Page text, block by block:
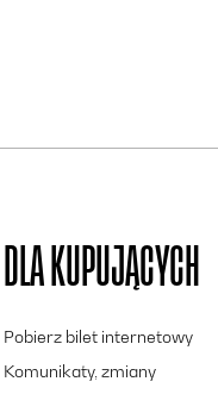
DLA KUPUJĄCYCH
Pobierz bilet internetowy
Komunikaty, zmiany